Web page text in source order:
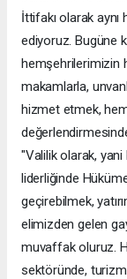
İttifakı olarak
ediyoruz. Bugüne
hemşehrilerimizin
makamlarla,
hizmet etmek,
"Valilik olarak, yani
liderliğinde
geçirebilmek,
elimizden gelen
muvaffak oluruz.
sektöründe,